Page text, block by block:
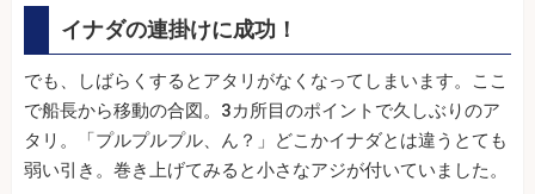
イナダの連掛けに成功！
でも、しばらくするとアタリがなくなってしまいます。ここ
で船長から移動の合図。3カ所目のポイントで久しぶりのア
タリ。「プルプルプル、ん？」どこかイナダとは違うとても
弱い引き。巻き上げてみると小さなアジが付いていました。